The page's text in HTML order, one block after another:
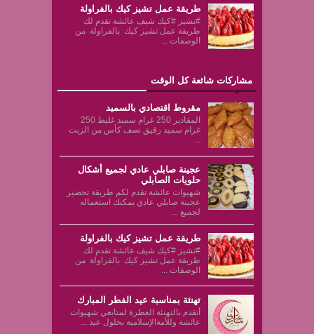
طريقة عمل تشيز كيك بالفراولة
#تشيز #كيك شيف عائشة تقدم لك
طريقة عمل تشيز كيك بالفراولة من
الوصفات ...
مشاركات شائعة كل الوقت
مقروط اقتصادي بالسميد
المقادير 250 غرام سميد غليظ 250
غرام سميد رقيق نصف كأس من الزيت
...
عجينة صابلي عادي لجميع أشكال
حلويات الصابلي
شهيوات عائشة تقدم لكم طريقة تحضير
عجينة صابلي عادي يمكنك استعماله
لجميع ...
طريقة عمل تشيز كيك بالفراولة
#تشيز #كيك شيف عائشة تقدم لك
طريقة عمل تشيز كيك بالفراولة من
الوصفات ...
تهنئة بمناسبة عيد الفطر المبارك
أتقدم بالتهنئة العطرة لمتابعي شهيوات
عائشة وللأمةالإسلامية بحلول عيد ...